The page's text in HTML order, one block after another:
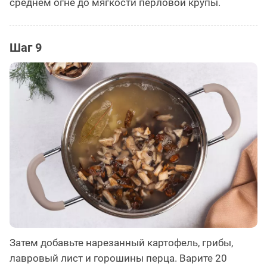
Шаг 9
Затем добавьте нарезанный картофель, грибы,
лавровый лист и горошины перца. Варите 20